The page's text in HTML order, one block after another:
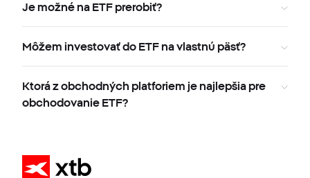
Je možné na ETF prerobiť?
Môžem investovať do ETF na vlastnú päsť?
Ktorá z obchodných platforiem je najlepšia pre
obchodovanie ETF?